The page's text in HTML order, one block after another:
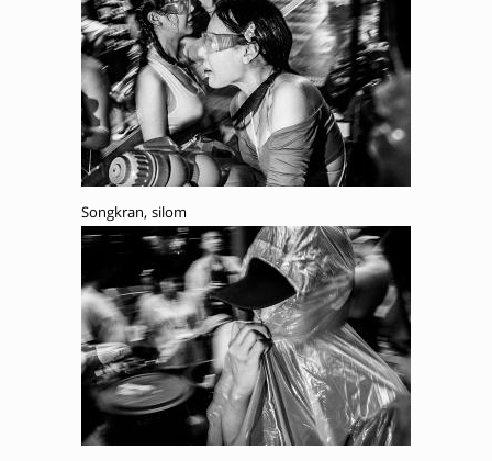
Songkran, silom